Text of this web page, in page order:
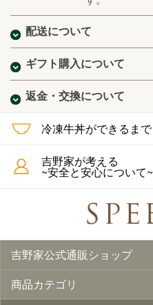
配送について
ギフト購入について
返金・交換について
冷凍牛丼ができるまで
吉野家が考える
~安全と安心について~
吉野家公式通販ショップ
商品カテゴリ